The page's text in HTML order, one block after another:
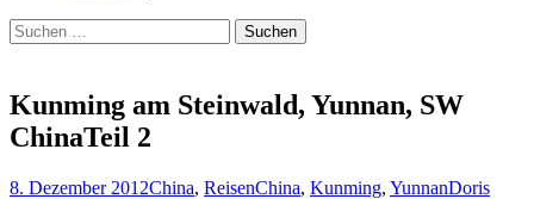
Suchen
nach:
Kunming am Steinwald, Yunnan, SW
ChinaTeil 2
8. Dezember 2012China, ReisenChina, Kunming, YunnanDoris